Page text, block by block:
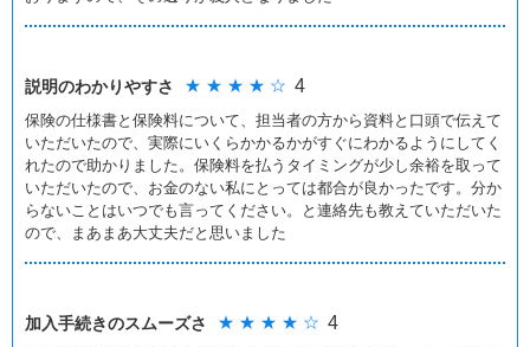
説明のわかりやすさ ★ ★ ★ ★ ☆ 4
保険の仕様書と保険料について、担当者の方から資料と口頭で伝えて
いただいたので、実際にいくらかかるかがすぐにわかるようにしてく
れたので助かりました。保険料を払うタイミングが少し余裕を取って
いただいたので、お金のない私にとっては都合が良かったです。分か
らないことはいつでも言ってください。と連絡先も教えていただいた
ので、まあまあ大丈夫だと思いました
加入手続きのスムーズさ ★ ★ ★ ★ ☆ 4